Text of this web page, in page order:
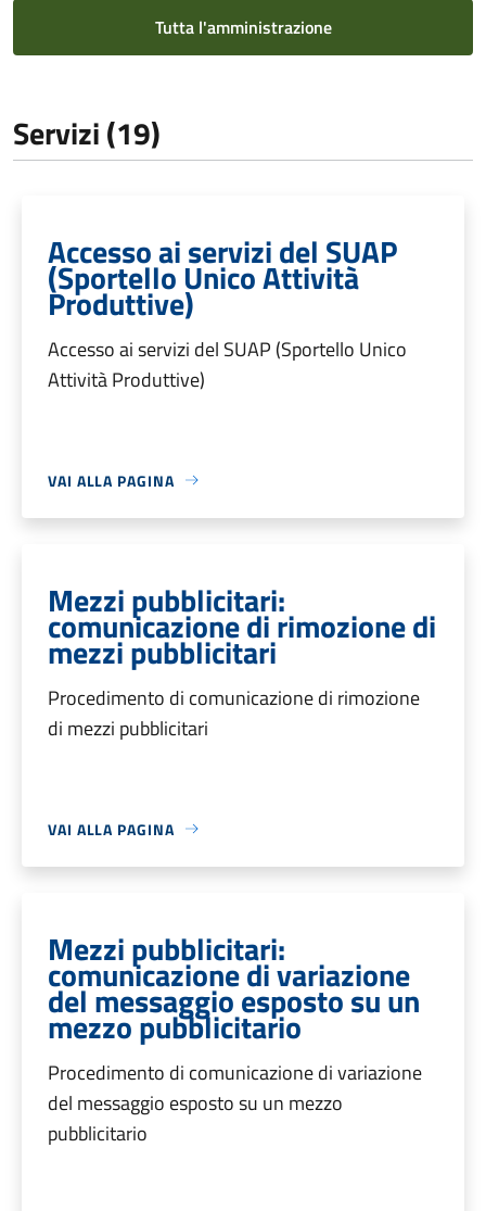
Tutta l'amministrazione
Servizi (19)
Accesso ai servizi del SUAP
(Sportello Unico Attività
Produttive)
Accesso ai servizi del SUAP (Sportello Unico
Attività Produttive)
VAI ALLA PAGINA
Mezzi pubblicitari:
comunicazione di rimozione di
mezzi pubblicitari
Procedimento di comunicazione di rimozione
di mezzi pubblicitari
VAI ALLA PAGINA
Mezzi pubblicitari:
comunicazione di variazione
del messaggio esposto su un
mezzo pubblicitario
Procedimento di comunicazione di variazione
del messaggio esposto su un mezzo
pubblicitario